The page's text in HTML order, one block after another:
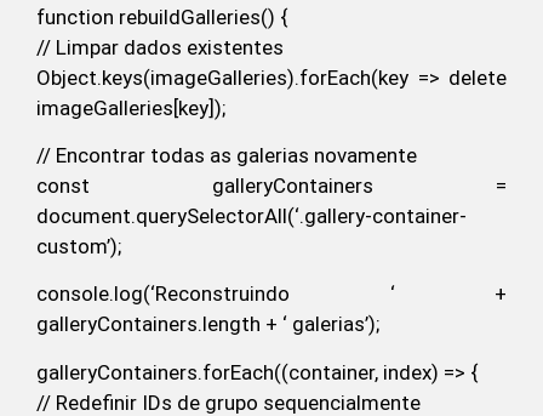
function rebuildGalleries() {
// Limpar dados existentes
Object.keys(imageGalleries).forEach(key => delete
imageGalleries[key]);
// Encontrar todas as galerias novamente
const galleryContainers =
document.querySelectorAll(‘.gallery-container-
custom’);
console.log(‘Reconstruindo ‘ +
galleryContainers.length + ‘ galerias’);
galleryContainers.forEach((container, index) => {
// Redefinir IDs de grupo sequencialmente